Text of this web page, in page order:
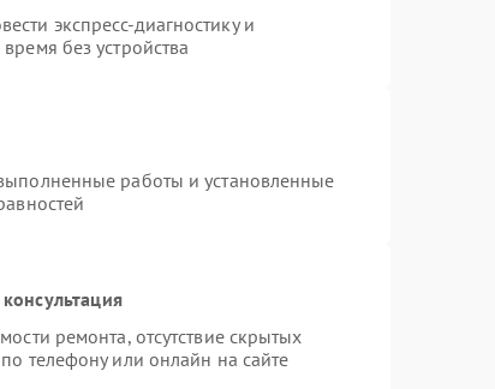
экспресс-диагностику и
без устройства
работы и установленные
ремонта, отсутствие скрытых
телефону или онлайн на сайте